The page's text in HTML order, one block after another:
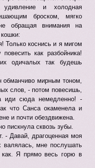
и холодная
броском, мягко
обращая внимания на
Только коснись и я мигом
как разбойника!
одичалых так будешь
мирным тоном,
слов, - потом повесишь,
иди сюда немедленно! -
что Санса окаменела и
и почти обездвижена.
сквозь зубы.
- Давай, драгоценная моя
валялась, мне послушать
как. Я прямо весь горю в